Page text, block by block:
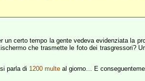
certo tempo la gente vedeva evidenziata la
che trasmette le foto dei trasgressori?
parla di 1200 multe al giorno… E